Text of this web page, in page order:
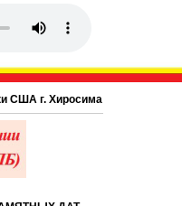
Хиросима в Японии.